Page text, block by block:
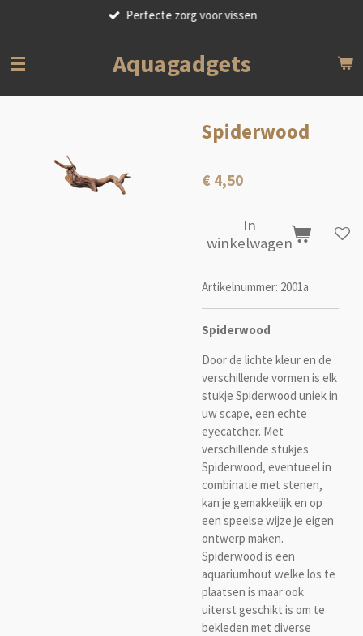
de
Perfecte zorg voor vissen
Aquagadgets
Spiderwood
€ 4,50
In
winkelwagen
Artikelnummer: 2001a
Spiderwood
Door de lichte kleur en de
verschillende vormen is elk
stukje Spiderwood uniek in
uw scape, een echte
eyecatcher. Met
verschillende stukjes
Spiderwood, eventueel in
combinatie met stenen,
kan je gemakkelijk en op
een speelse wijze je eigen
ontwerp maken.
Spiderwood is een
aquariumhout welke los te
plaatsen is maar ook
uiterst geschikt is om te
bekleden met diverse